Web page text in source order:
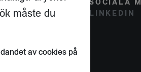
SOCIALA
LINKEDIN
måste du
av cookies på